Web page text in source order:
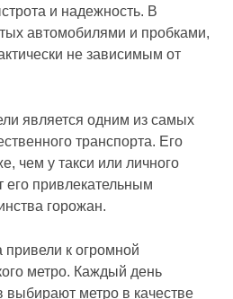
и надежность. В
автомобилями и пробками,
не зависимым от
является одним из самых
транспорта. Его
чем у такси или личного
его привлекательным
горожан.
к огромной
метро. Каждый день
метро в качестве